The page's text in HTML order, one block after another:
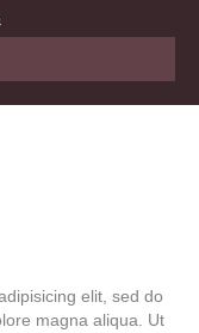
elit, sed do
magna aliqua. Ut